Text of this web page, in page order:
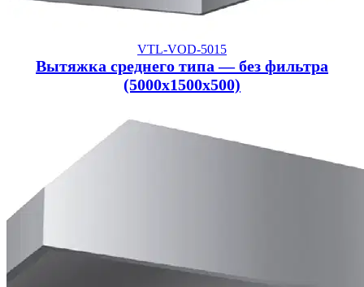
VTL-VOD-5015
Вытяжка среднего типа — без фильтра
(5000x1500x500)